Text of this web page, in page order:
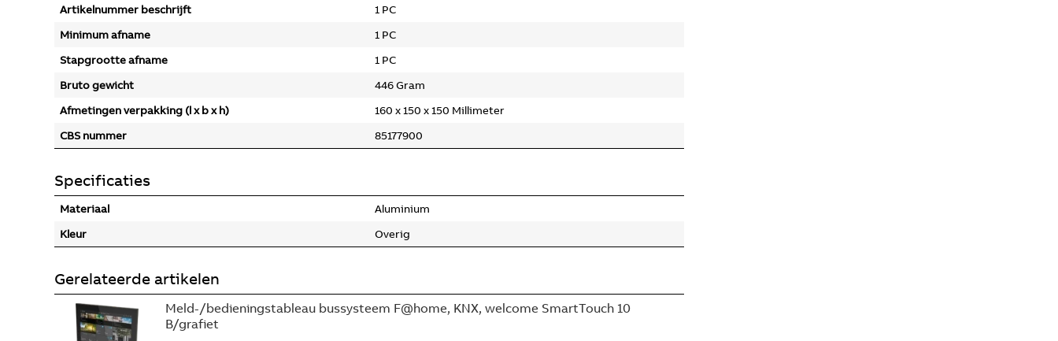
Artikelnummer beschrijft
1 PC
Minimum afname
1 PC
Stapgrootte afname
1 PC
Bruto gewicht
446 Gram
Afmetingen verpakking (l x b x h)
160 x 150 x 150 Millimeter
CBS nummer
85177900
Specificaties
Materiaal
Aluminium
Kleur
Overig
Gerelateerde artikelen
Meld-/bedieningstableau bussysteem F@home, KNX, welcome SmartTouch 10
B/grafiet